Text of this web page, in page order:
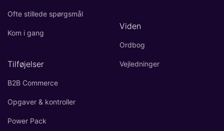
Ofte stillede spørgsmål
Kom i gang
Tilføjelser
B2B Commerce
Opgaver & kontroller
Power Pack
Viden
Ordbog
Vejledninger